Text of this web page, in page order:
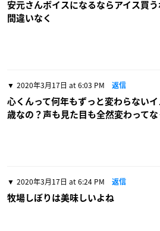
安元さんボイスになるならアイス買う
間違いなく
2020年3月17日 at 6:03 PM 返信
心くんって何年もずっと変わらない
歳なの？声も見た目も全然変わってな
2020年3月17日 at 6:24 PM 返信
牧場しぼりは美味しいよね